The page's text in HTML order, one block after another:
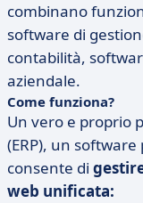
combinano
software di
contabilità,
aziendale.
Come funziona?
Un vero e proprio
(ERP), un
consente di
web unificata: